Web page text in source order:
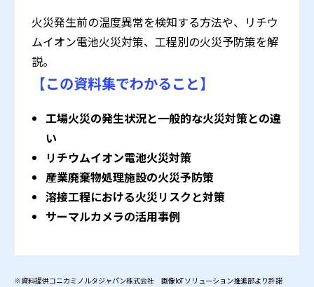
火災発生前の温度異常を検知する方法や、リチウ
ムイオン電池火災対策、工程別の火災予防策を解
説。
【この資料集でわかること】
工場火災の発生状況と一般的な火災対策との違
い
リチウムイオン電池火災対策
産業廃棄物処理施設の火災予防策
溶接工程における火災リスクと対策
サーマルカメラの活用事例
※資料提供コニカミノルタジャパン株式会社 画像IoTソリューション推進部より許諾